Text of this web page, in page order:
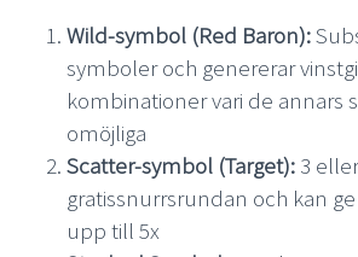
Wild-symbol (Red Baron):
symboler och genererar
kombinationer vari de annars
omöjliga
Scatter-symbol (Target): 3
gratissnurrsrundan och kan
upp till 5x